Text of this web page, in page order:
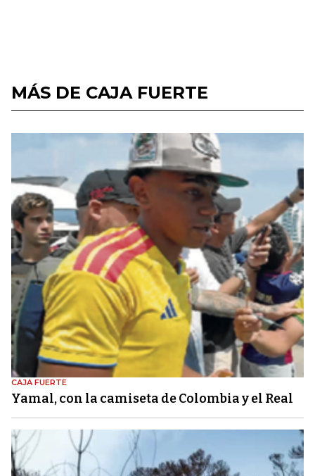
MÁS DE CAJA FUERTE
CAJA FUERTE
Yamal, con la camiseta de Colombia y el Real